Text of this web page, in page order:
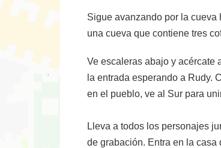
Sigue avanzando por la cueva
una cueva que contiene tres
Ve escaleras abajo y acércate
la entrada esperando a Rudy.
en el pueblo, ve al Sur para
Lleva a todos los personajes
de grabación. Entra en la